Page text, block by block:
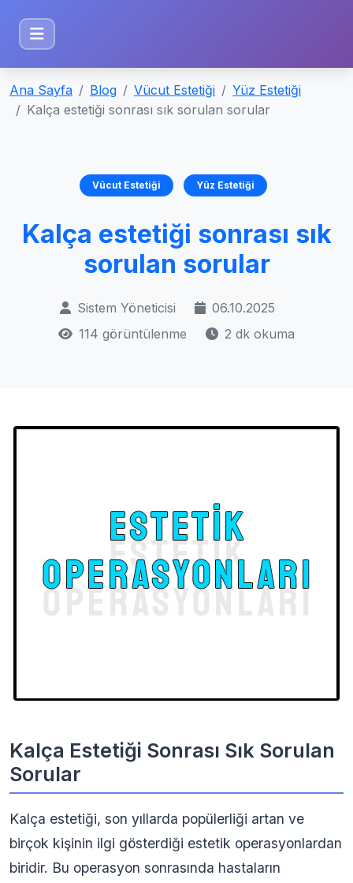
Ana Sayfa Blog Vücut Estetiği
Yüz Estetiği
Kalça estetiği sonrası sık sorulan sorular
Vücut Estetiği Yüz Estetiği
Kalça estetiği sonrası sık
sorulan sorular
Sistem Yöneticisi
06.10.2025
114 görüntülenme
2 dk okuma
Kalça Estetiği Sonrası Sık Sorulan
Sorular
Kalça estetiği, son yıllarda popülerliği artan ve
birçok kişinin ilgi gösterdiği estetik operasyonlardan
biridir. Bu operasyon sonrasında hastaların